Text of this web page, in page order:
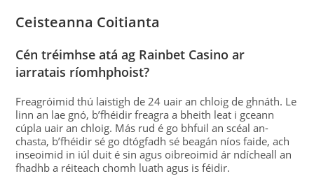
Ceisteanna Coitianta
Cén tréimhse atá ag Rainbet Casino ar
iarratais ríomhphoist?
Freagróimid thú laistigh de 24 uair an chloig de ghnáth. Le
linn an lae gnó, b’fhéidir freagra a bheith leat i gceann
cúpla uair an chloig. Más rud é go bhfuil an scéal an-
chasta, b’fhéidir sé go dtógfadh sé beagán níos faide, ach
inseoimid in iúl duit é sin agus oibreoimid ár ndícheall an
fhadhb a réiteach chomh luath agus is féidir.